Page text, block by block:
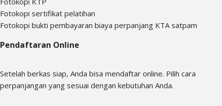
Fotokopi sertifikat pelatihan
Fotokopi bukti pembayaran biaya perpanjang KTA satpam
Pendaftaran Online
Setelah berkas siap, Anda bisa mendaftar online. Pilih cara
perpanjangan yang sesuai dengan kebutuhan Anda.